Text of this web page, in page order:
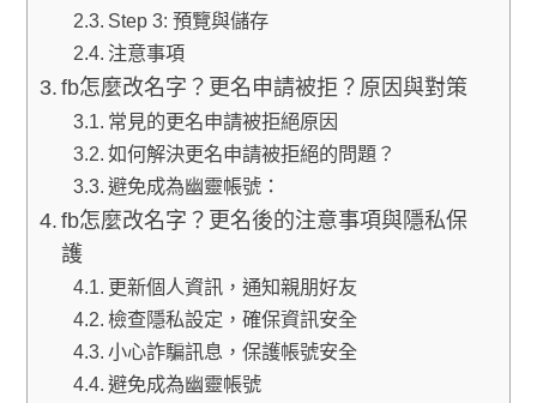
Step 3: 預覽與儲存
注意事項
fb怎麼改名字？更名申請被拒？原因與對策
常見的更名申請被拒絕原因
如何解決更名申請被拒絕的問題？
避免成為幽靈帳號：
fb怎麼改名字？更名後的注意事項與隱私保
護
更新個人資訊，通知親朋好友
檢查隱私設定，確保資訊安全
小心詐騙訊息，保護帳號安全
避免成為幽靈帳號